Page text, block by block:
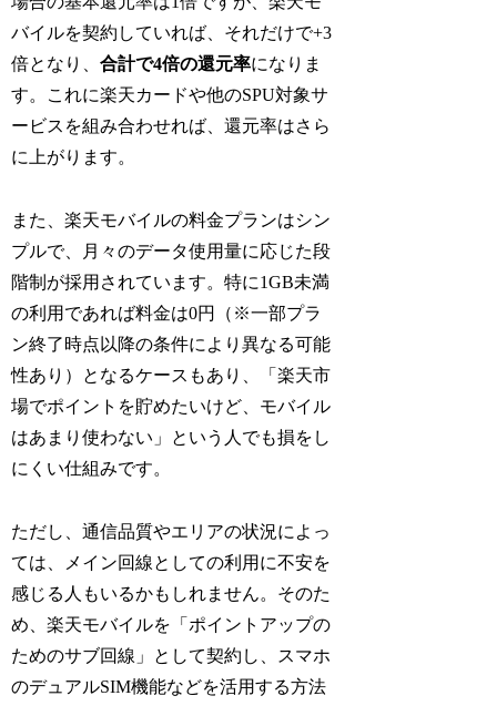
バイルを契約していれば、それだけで+3
倍となり、合計で4倍の還元率になりま
す。これに楽天カードや他のSPU対象サ
ービスを組み合わせれば、還元率はさら
に上がります。
また、楽天モバイルの料金プランはシン
プルで、月々のデータ使用量に応じた段
階制が採用されています。特に1GB未満
の利用であれば料金は0円（※一部プラ
ン終了時点以降の条件により異なる可能
性あり）となるケースもあり、「楽天市
場でポイントを貯めたいけど、モバイル
はあまり使わない」という人でも損をし
にくい仕組みです。
ただし、通信品質やエリアの状況によっ
ては、メイン回線としての利用に不安を
感じる人もいるかもしれません。そのた
め、楽天モバイルを「ポイントアップの
ためのサブ回線」として契約し、スマホ
のデュアルSIM機能などを活用する方法